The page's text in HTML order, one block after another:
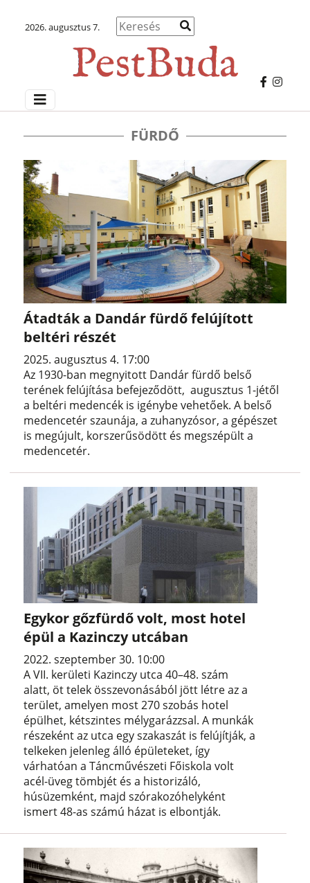
2026. augusztus 7.
FÜRDŐ
Átadták a Dandár fürdő felújított
beltéri részét
2025. augusztus 4. 17:00
Az 1930-ban megnyitott Dandár fürdő belső
terének felújítása befejeződött, augusztus 1-jétől
a beltéri medencék is igénybe vehetőek. A belső
medencetér szaunája, a zuhanyzósor, a gépészet
is megújult, korszerűsödött és megszépült a
medencetér.
Egykor gőzfürdő volt, most hotel
épül a Kazinczy utcában
2022. szeptember 30. 10:00
A VII. kerületi Kazinczy utca 40–48. szám
alatt, öt telek összevonásából jött létre az a
terület, amelyen most 270 szobás hotel
épülhet, kétszintes mélygarázzsal. A munkák
részeként az utca egy szakaszát is felújítják, a
telkeken jelenleg álló épületeket, így
várhatóan a Táncművészeti Főiskola volt
acél-üveg tömbjét és a historizáló,
húsüzemként, majd szórakozóhelyként
ismert 48-as számú házat is elbontják.